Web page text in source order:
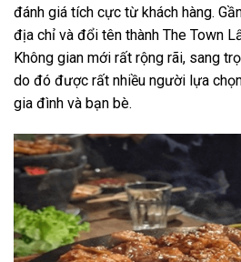
đánh giá tích cực từ khách hàng.
địa chỉ và đổi tên thành The Town
Không gian mới rất rộng rãi, sang
do đó được rất nhiều người lựa
gia đình và bạn bè.